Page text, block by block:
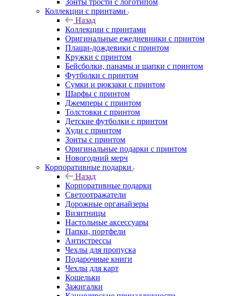
Зонты трости с логотипом
Коллекции с принтами
Назад
Коллекции с принтами
Оригинальные ежедневники с принтом
Плащи-дождевики с принтом
Кружки с принтом
Бейсболки, панамы и шапки с принтом
Футболки с принтом
Сумки и рюкзаки с принтом
Шарфы с принтом
Джемперы с принтом
Толстовки с принтом
Детские футболки с принтом
Худи с принтом
Зонты с принтом
Оригинальные подарки с принтом
Новогодний мерч
Корпоративные подарки
Назад
Корпоративные подарки
Светоотражатели
Дорожные органайзеры
Визитницы
Настольные аксессуары
Папки, портфели
Антистрессы
Чехлы для пропуска
Подарочные книги
Чехлы для карт
Кошельки
Зажигалки